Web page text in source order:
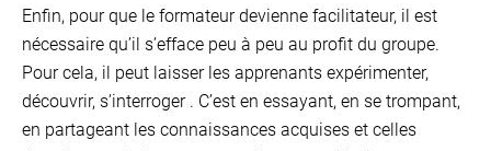
Enfin, pour que le formateur devienne facilitateur, il est
nécessaire qu’il s’efface peu à peu au profit du groupe.
Pour cela, il peut laisser les apprenants expérimenter,
découvrir, s’interroger . C’est en essayant, en se trompant,
en partageant les connaissances acquises et celles